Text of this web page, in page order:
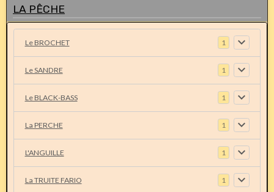
LA PÊCHE
Le BROCHET 1
Le SANDRE 1
Le BLACK-BASS 1
La PERCHE 1
L'ANGUILLE 1
La TRUITE FARIO 1